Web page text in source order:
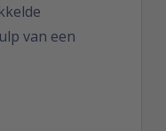
van een